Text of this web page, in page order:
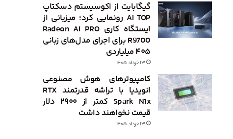
گیگابایت از اکوسیستم دسکتاپ
AI TOP رونمایی کرد؛ میزبانی از
ایستگاه کاری Radeon AI PRO
R9700 برای اجرای مدل‌های زبانی
۴۰۵ میلیاردی
۱۳ خرداد ۱۴۰۵
کامپیوترهای هوش مصنوعی
انویدیا با تراشه قدرتمند RTX
Spark N1x کمتر از ۲۹۰۰ دلار
قیمت نخواهند داشت
۱۳ خرداد ۱۴۰۵